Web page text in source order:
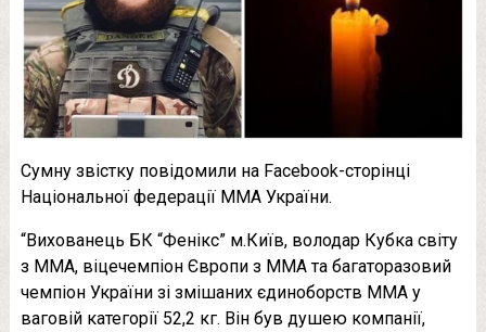
Сумну звістку повідомили на Facebook-сторінці
Національної федерації ММА України.
“Вихованець БК “Фенікс” м.Київ, володар Кубка світу
з ММА, віцечемпіон Європи з ММА та багаторазовий
чемпіон України зі змішаних єдиноборств ММА у
ваговій категорії 52,2 кг. Він був душею компанії,